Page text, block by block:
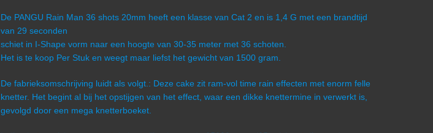
De PANGU Rain Man 36 shots 20mm heeft een klasse van Cat 2 en is 1,4 G met een brandtijd
van 29 seconden
schiet in I-Shape vorm naar een hoogte van 30-35 meter met 36 schoten.
Het is te koop Per Stuk en weegt maar liefst het gewicht van 1500 gram.
De fabrieksomschrijving luidt als volgt.: Deze cake zit ram-vol time rain effecten met enorm felle
knetter. Het begint al bij het opstijgen van het effect, waar een dikke knettermine in verwerkt is,
gevolgd door een mega knetterboeket.